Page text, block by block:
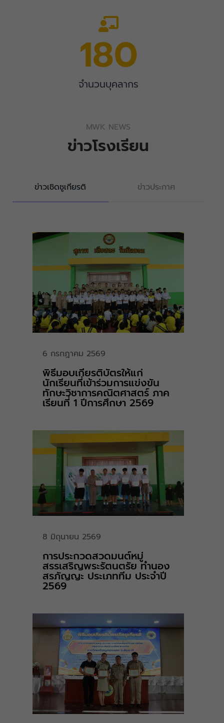
จำนวนบุคลากร
180
MWK NEWS
ข่าวโรงเรียน
ข่าวเชิดชูเกียรติ ข่าวประกาศ
6 กรกฎาคม 2569
พิธีมอบเกียรติบัตรให้แก่
นักเรียนที่เข้าร่วมการแข่งขัน
ทักษะวิชาการคณิตศาสตร์ ภาค
เรียนที่ 1 ปีการศึกษา 2569
8 มิถุนายน 2569
การประกวดสวดมนต์หมู่
สรรเสริญพระรัตนตรัย ทำนอง
สรภัญญะ ประเภททีม ประจำปี
2569